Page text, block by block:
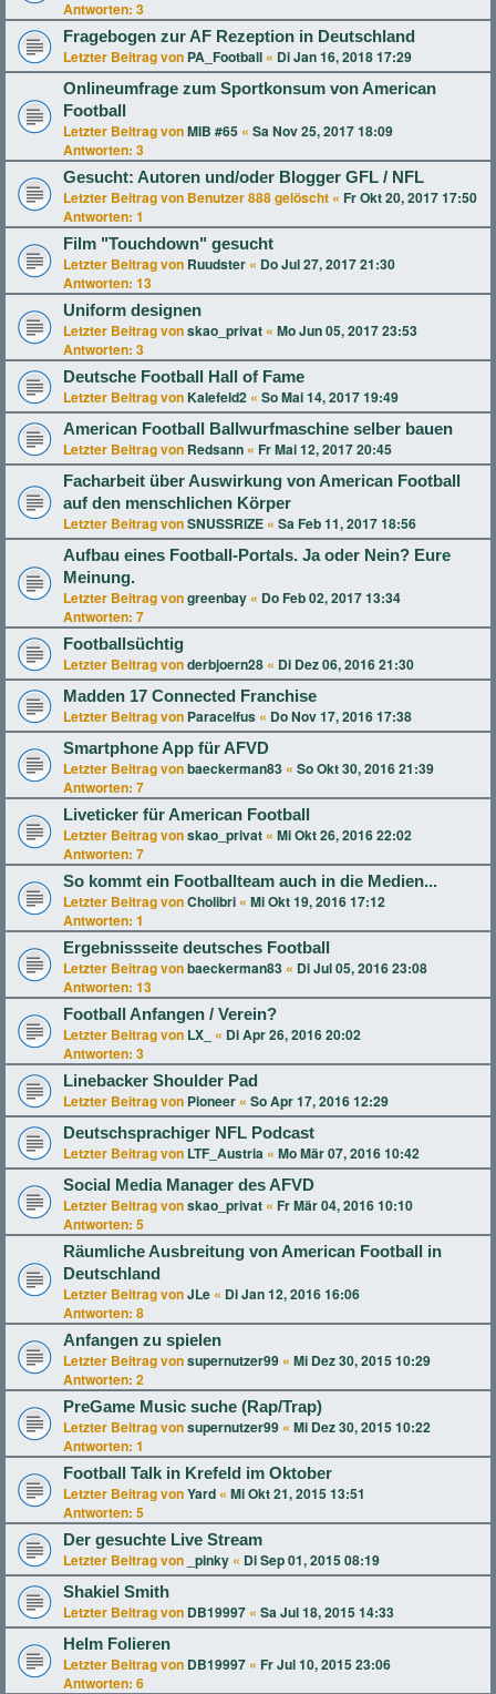
Antworten: 3
Fragebogen zur AF Rezeption in Deutschland
Letzter Beitrag von PA_Football « Di Jan 16, 2018 17:29
Onlineumfrage zum Sportkonsum von American
Football
Letzter Beitrag vonMIB #65 « Sa Nov 25, 2017 18:09
Antworten: 3
Gesucht: Autoren und/oder Blogger GFL / NFL
Letzter Beitrag von Benutzer 888 gelöscht « Fr Okt 20, 2017 17:50
Antworten: 1
Film "Touchdown" gesucht
Letzter Beitrag von Ruudster « Do Jul 27, 2017 21:30
Antworten: 13
Uniform designen
Letzter Beitrag vonskao_privat « Mo Jun 05, 2017 23:53
Antworten: 3
Deutsche Football Hall of Fame
Letzter Beitrag von Kalefeld2 « So Mai 14, 2017 19:49
American Football Ballwurfmaschine selber bauen
Letzter Beitrag von Redsann « Fr Mai 12, 2017 20:45
Facharbeit über Auswirkung von American Football
auf den menschlichen Körper
Letzter Beitrag vonSNUSSRIZE « Sa Feb 11, 2017 18:56
Aufbau eines Football-Portals. Ja oder Nein? Eure
Meinung.
Letzter Beitrag vongreenbay « Do Feb 02, 2017 13:34
Antworten: 7
Footballsüchtig
Letzter Beitrag vonderbjoern28 « Di Dez 06, 2016 21:30
Madden 17 Connected Franchise
Letzter Beitrag von Paracelfus « Do Nov 17, 2016 17:38
Smartphone App für AFVD
Letzter Beitrag vonbaeckerman83 « So Okt 30, 2016 21:39
Antworten: 7
Liveticker für American Football
Letzter Beitrag vonskao_privat « Mi Okt 26, 2016 22:02
Antworten: 7
So kommt ein Footballteam auch in die Medien...
Letzter Beitrag vonCholibri « Mi Okt 19, 2016 17:12
Antworten: 1
Ergebnissseite deutsches Football
Letzter Beitrag vonbaeckerman83 « Di Jul 05, 2016 23:08
Antworten: 13
Football Anfangen / Verein?
Letzter Beitrag von LX_ « Di Apr 26, 2016 20:02
Antworten: 3
Linebacker Shoulder Pad
Letzter Beitrag von Pioneer « So Apr 17, 2016 12:29
Deutschsprachiger NFL Podcast
Letzter Beitrag von LTF_Austria « Mo Mär 07, 2016 10:42
Social Media Manager des AFVD
Letzter Beitrag vonskao_privat « Fr Mär 04, 2016 10:10
Antworten: 5
Räumliche Ausbreitung von American Football in
Deutschland
Letzter Beitrag vonJLe « Di Jan 12, 2016 16:06
Antworten: 8
Anfangen zu spielen
Letzter Beitrag vonsupernutzer99 « Mi Dez 30, 2015 10:29
Antworten: 2
PreGame Music suche (Rap/Trap)
Letzter Beitrag vonsupernutzer99 « Mi Dez 30, 2015 10:22
Antworten: 1
Football Talk in Krefeld im Oktober
Letzter Beitrag vonYard « Mi Okt 21, 2015 13:51
Antworten: 5
Der gesuchte Live Stream
Letzter Beitrag von _pinky « Di Sep 01, 2015 08:19
Shakiel Smith
Letzter Beitrag von DB19997 « Sa Jul 18, 2015 14:33
Helm Folieren
Letzter Beitrag von DB19997 « Fr Jul 10, 2015 23:06
Antworten: 6